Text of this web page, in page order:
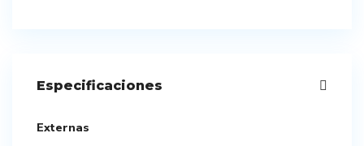
Especificaciones
Externas